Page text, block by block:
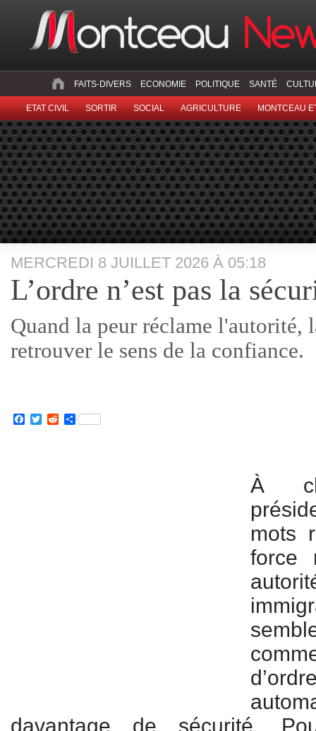
FAITS-DIVERS ECONOMIE POLITIQUE SANTÉ
ETAT CIVIL SORTIR SOCIAL AGRICULTURE MONTCEAU
MERCREDI 8 JUILLET 2026 À 05:18
L’ordre n’est pas la
Quand la peur réclame l'autorité,
retrouver le sens de la confiance.
Facebook
TwitterRedditPartager
À
mots
force
davantage de sécurité.